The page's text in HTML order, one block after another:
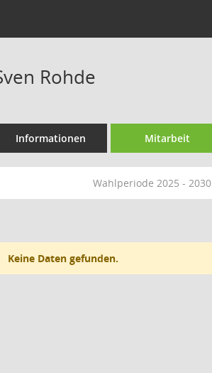
navigation
Rohde
Informationen Mitarbeit
Wahlperiode 2025 - 2030
Keine Daten gefunden.